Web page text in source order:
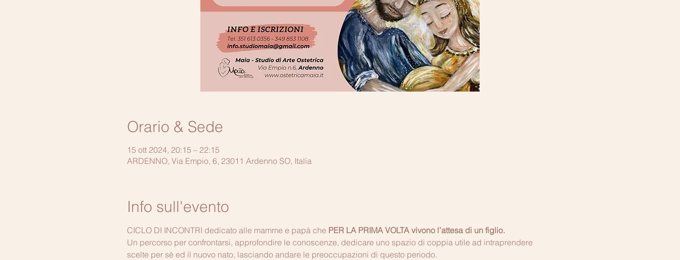
Orario & Sede
15 ott 2024, 20:15 – 22:15
ARDENNO, Via Empio, 6, 23011 Ardenno SO, Italia
Info sull'evento
CICLO DI INCONTRI dedicato alle mamme e papà che PER LA PRIMA VOLTA vivono l’attesa di un figlio.
Un percorso per confrontarsi, approfondire le conoscenze, dedicare uno spazio di coppia utile ad intraprendere
scelte per sè ed il nuovo nato, lasciando andare le preoccupazioni di questo periodo.